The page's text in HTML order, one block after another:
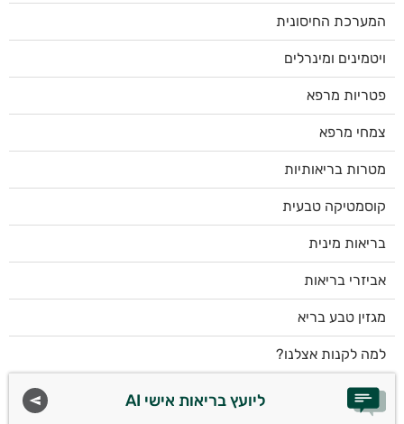
המערכת החיסונית
ויטמינים ומינרלים
פטריות מרפא
צמחי מרפא
מטרות בריאותיות
קוסמטיקה טבעית
בריאות מינית
אביזרי בריאות
מגזין טבע בריא
למה לקנות אצלנו?
ליועץ בריאות אישי AI